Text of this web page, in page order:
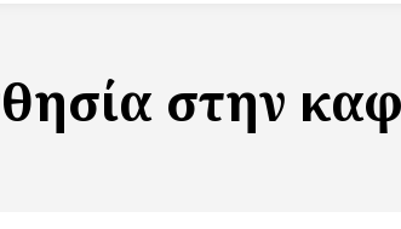
στην